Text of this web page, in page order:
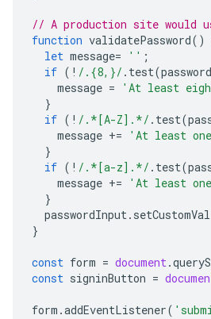
// A production site would
function validatePassword()
let message= '' ;
if ( ! /.{8,}/ . test(
message = 'At least
}
if ( ! /.*[A-Z].*/ . test(
message += 'At least
}
if ( ! /.*[a-z].*/ . test(
message += 'At least
}
passwordInput .
}
const form = document .
const signinButton =
form .addEventListener(